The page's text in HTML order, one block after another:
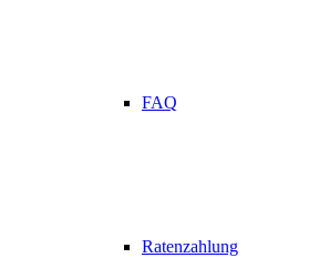
FAQ
Ratenzahlung